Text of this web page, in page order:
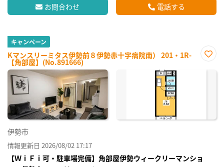
お問合わせ 電話する
キャンペーン
Kマンスリーミタス伊勢前８伊勢赤十字病院南） 201・1R-
【角部屋】(No.891666)
に入
伊勢市
情報更新日 2026/08/02 17:17
【ＷｉＦｉ可・駐車場完備】角部屋伊勢ウィークリーマンショ